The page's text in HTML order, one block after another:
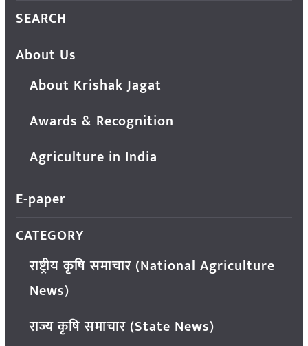
SEARCH
About Us
About Krishak Jagat
Awards & Recognition
Agriculture in India
E-paper
CATEGORY
राष्ट्रीय कृषि समाचार (National Agriculture
News)
राज्य कृषि समाचार (State News)